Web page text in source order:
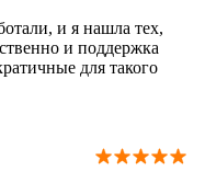
и я нашла тех,
и поддержка
для такого